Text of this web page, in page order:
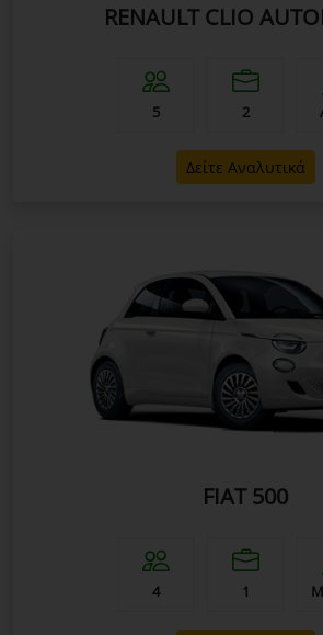
RENAULT CLIO
5 2
Δείτε Αναλυτικά
FIAT 500
4 1